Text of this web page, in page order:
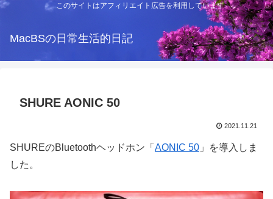
このサイトはアフィリエイト広告を利用しています
MacBSの日常生活的日記
SHURE AONIC 50
2021.11.21
SHUREのBluetoothヘッドホン「 AONIC 50 」を導入しま
した。